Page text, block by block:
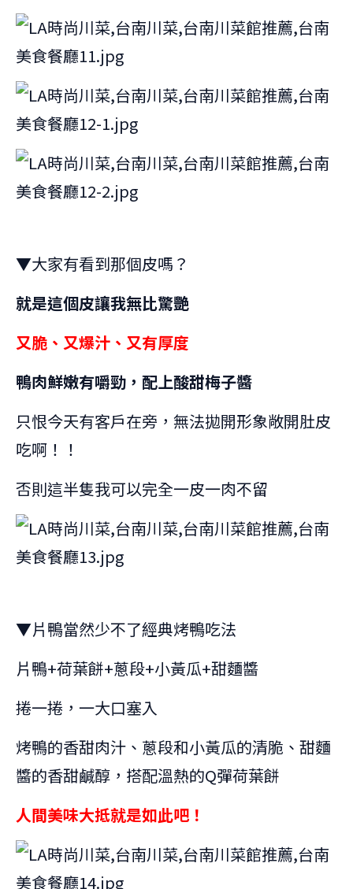
▼大家有看到那個皮嗎？
就是這個皮讓我無比驚艷
又脆、又爆汁、又有厚度
鴨肉鮮嫩有嚼勁，配上酸甜梅子醬
只恨今天有客戶在旁，無法拋開形象敞開肚皮
吃啊！！
否則這半隻我可以完全一皮一肉不留
▼片鴨當然少不了經典烤鴨吃法
片鴨+荷葉餅+蔥段+小黃瓜+甜麵醬
捲一捲，一大口塞入
烤鴨的香甜肉汁、蔥段和小黃瓜的清脆、甜麵
醬的香甜鹹醇，搭配溫熱的Q彈荷葉餅
人間美味大抵就是如此吧！